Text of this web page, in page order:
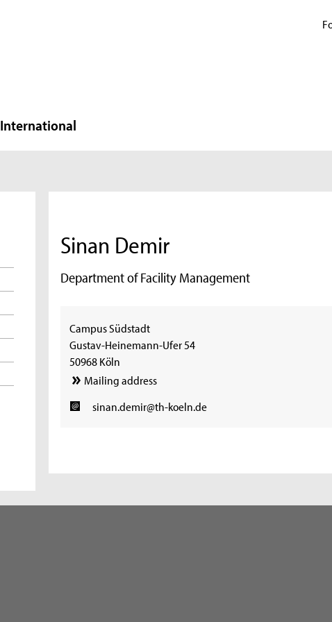
International
Sinan Demir
Department of Facility Management
Campus Südstadt
Gustav-Heinemann-Ufer 54
50968 Köln
Mailing address
sinan.demir@th-koeln.de